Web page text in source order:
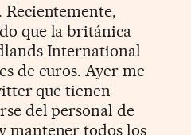
que la británica
International
de euros. Ayer me
que tienen
del personal de
mantener todos los